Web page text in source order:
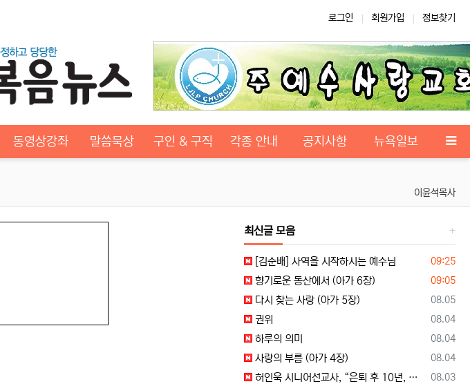
로그인 회원가입 정보찾기
동영상강좌 말씀묵상 구인 & 구직 각종 안내 공지사항 뉴욕일보
이윤석목사
최신글 모음
등록일
09:25
[김순배] 사역을 시작하시는 예수님
등록일
09:05
향기로운 동산에서 (아가 6장)
등록일
08.05
다시 찾는 사랑 (아가 5장)
등록일
08.04
권위
등록일
08.04
하루의 의미
등록일
08.04
사랑의 부름 (아가 4장)
등록일
08.03
허인욱 시니어선교사, “은퇴 후 10년, 시니어를 다시 선교사로 세우는 사역에 헌신”